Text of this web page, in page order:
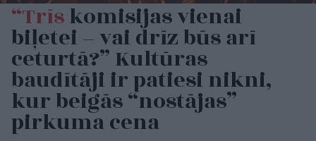
“Trīskomisijas vienai
biļetei – vai drīz būs arī
ceturtā?” Kultūras
baudītāji ir patiesi nikni,
kur beigās “nostājas”
pirkuma cena